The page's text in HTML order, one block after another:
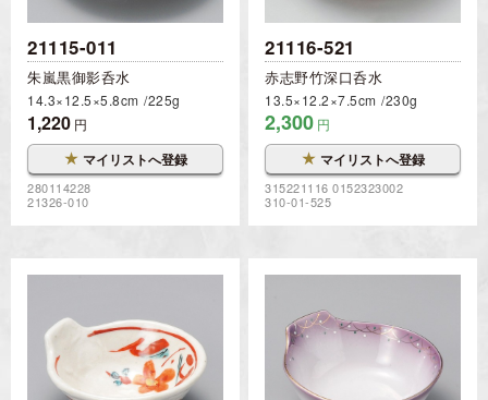
21115-011
朱嵐黒御影呑水
14.3×12.5×5.8cm 225g
1,220 円
★ マイリストへ登録
280114228
21326-010
21116-521
赤志野竹深口呑水
13.5×12.2×7.5cm 230g
2,300 円
★ マイリストへ登録
315221116 0152323002
310-01-525